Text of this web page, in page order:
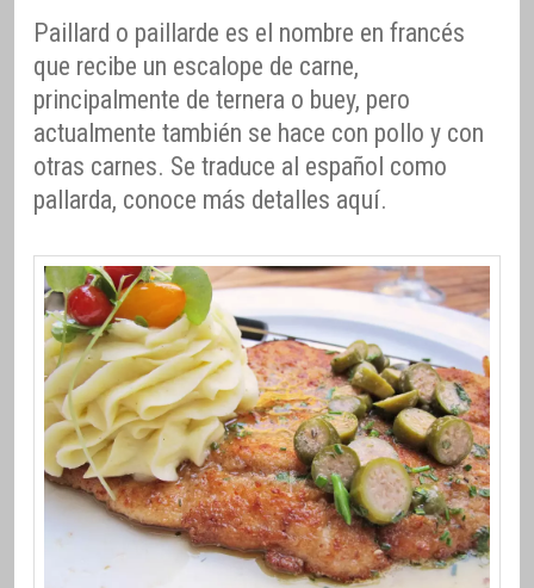
Paillard o paillarde es el nombre en francés
que recibe un escalope de carne,
principalmente de ternera o buey, pero
actualmente también se hace con pollo y con
otras carnes. Se traduce al español como
pallarda, conoce más detalles aquí.